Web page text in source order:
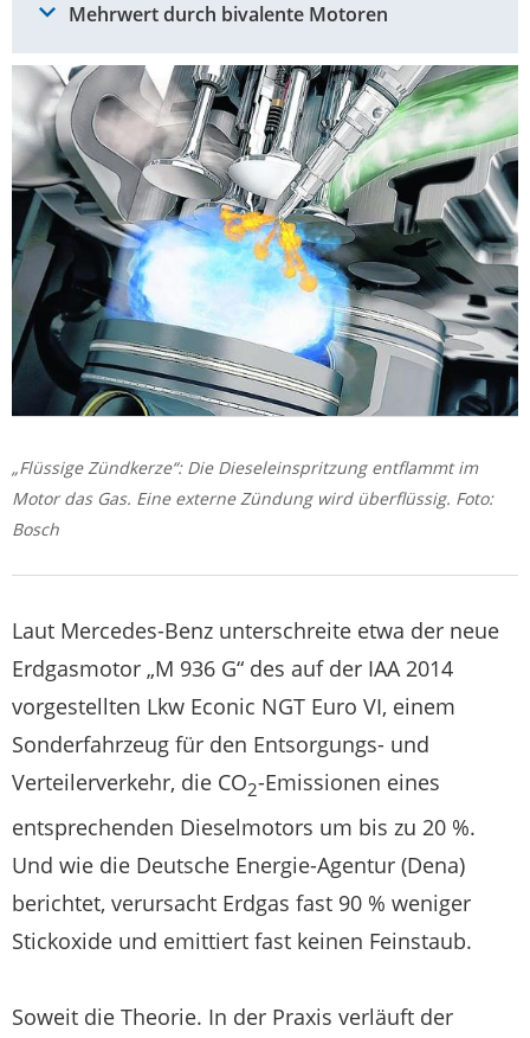
Mehrwert durch bivalente Motoren
„Flüssige Zündkerze“: Die Dieseleinspritzung entflammt im
Motor das Gas. Eine externe Zündung wird überflüssig. Foto:
Bosch
Laut Mercedes-Benz unterschreite etwa der neue
Erdgasmotor „M 936 G“ des auf der IAA 2014
vorgestellten Lkw Econic NGT Euro VI, einem
Sonderfahrzeug für den Entsorgungs- und
Verteilerverkehr, die CO2-Emissionen eines
entsprechenden Dieselmotors um bis zu 20 %.
Und wie die Deutsche Energie-Agentur (Dena)
berichtet, verursacht Erdgas fast 90 % weniger
Stickoxide und emittiert fast keinen Feinstaub.
Soweit die Theorie. In der Praxis verläuft der